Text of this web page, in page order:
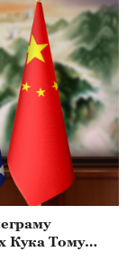
Кука Тому